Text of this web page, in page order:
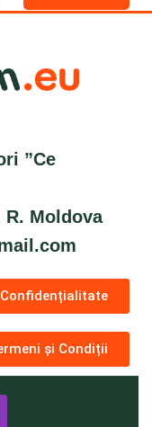
”Ce
Moldova
și Condiții